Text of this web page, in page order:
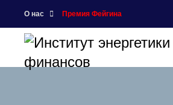
О нас Премия Фейгина